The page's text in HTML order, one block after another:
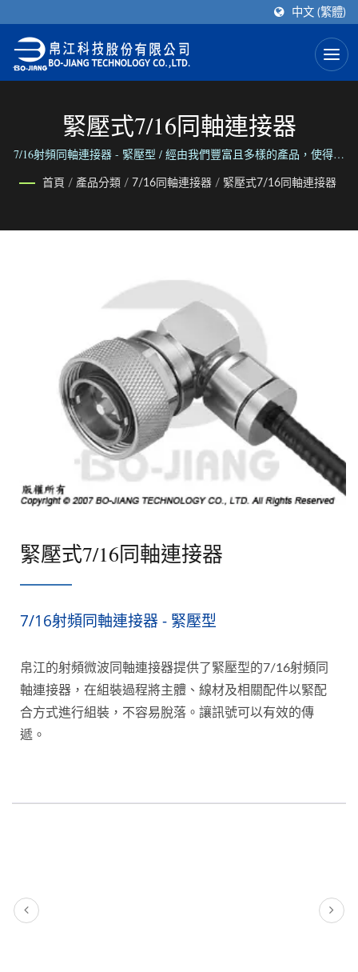
中文 (繁體)
緊壓式7/16同軸連接器
7/16射頻同軸連接器 - 緊壓型 / 經由我們豐富且多樣的產品，使得部
品之間得以連接。 透過我們可靠且彈性的服務，使得人們之間得以
聯繫。
首頁 / 產品分類 / 7/16同軸連接器 / 緊壓式7/16同軸連接器
緊壓式7/16同軸連接器
7/16射頻同軸連接器 - 緊壓型
帛江的射頻微波同軸連接器提供了緊壓型的7/16射頻同
軸連接器，在組裝過程將主體、線材及相關配件以緊配
合方式進行組裝，不容易脫落。讓訊號可以有效的傳
遞。